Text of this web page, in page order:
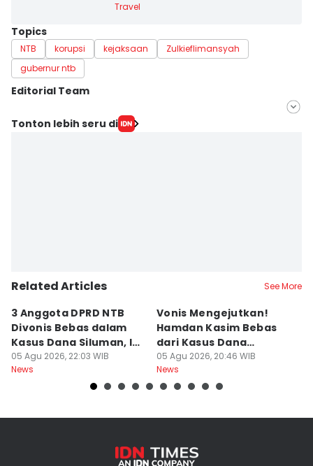
Travel
Topics
NTB korupsi kejaksaan
Zulkieflimansyah
gubernur ntb
Editorial Team
Editor
Tonton lebih seru di
Related Articles See More
3 Anggota DPRD NTB
Divonis Bebas dalam
Kasus Dana Siluman, Ini
Respons JPU
05 Agu 2026, 22:03 WIB
News
Vonis Mengejutkan!
Hamdan Kasim Bebas
dari Kasus Dana
Siluman DPRD NTB
05 Agu 2026, 20:46 WIB
News